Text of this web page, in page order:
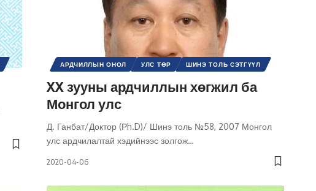
АРДЧИЛЛЫН ОНОЛ УЛС ТӨР ШИНЭ ТОЛЬ СЭТГҮҮЛ
XX зууны ардчиллын хөгжил ба
Монгол улс
Д. Ганбат/Доктор (Рh.D)/ Шинэ толь №58, 2007 Монгол
улс ардчилалтай хэдийнээс золгож…
2020-04-06